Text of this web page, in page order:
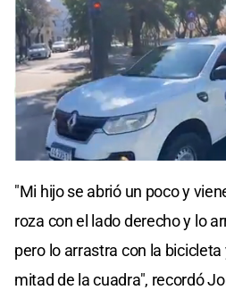
"Mi hijo se abrió un poco y
roza con el lado derecho y lo
pero lo arrastra con la
mitad de la cuadra", recordó